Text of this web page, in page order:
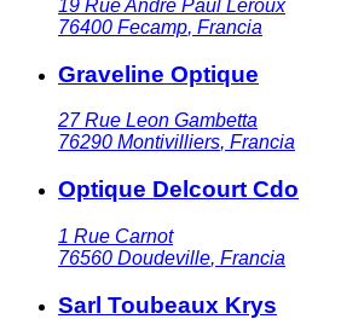
19 Rue Andre Paul Leroux
76400 Fecamp, Francia
Graveline Optique
27 Rue Leon Gambetta
76290 Montivilliers, Francia
Optique Delcourt Cdo
1 Rue Carnot
76560 Doudeville, Francia
Sarl Toubeaux Krys